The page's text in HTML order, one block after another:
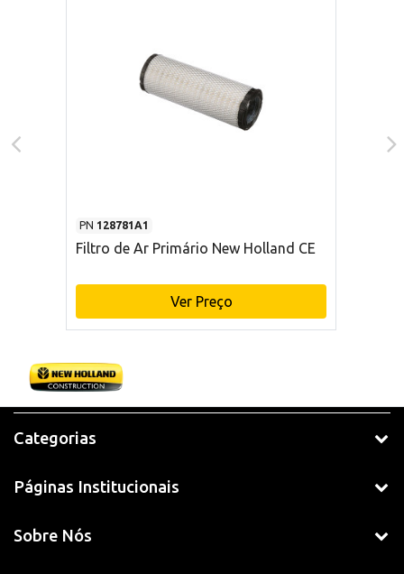
PN 128781A1
Filtro de Ar Primário New Holland CE
Ver Preço
Categorias
Páginas Institucionais
Sobre Nós